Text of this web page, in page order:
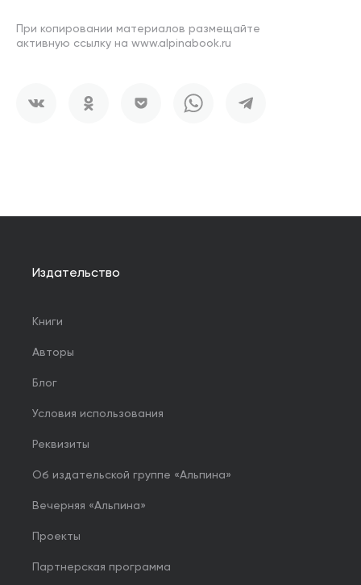
При копировании материалов размещайте
активную ссылку на www.alpinabook.ru
Издательство
Книги
Авторы
Блог
Условия использования
Реквизиты
Об издательской группе «Альпина»
Вечерняя «Альпина»
Проекты
Партнерская программа